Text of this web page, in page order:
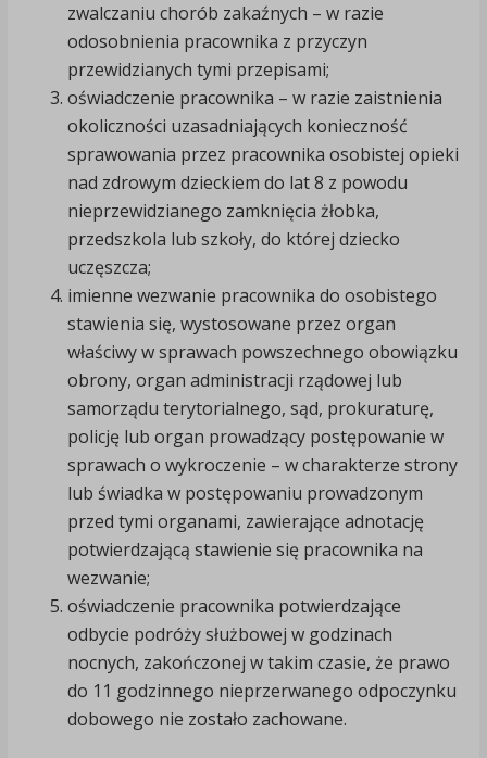
zwalczaniu chorób zakaźnych – w razie
odosobnienia pracownika z przyczyn
przewidzianych tymi przepisami;
oświadczenie pracownika – w razie zaistnienia
okoliczności uzasadniających konieczność
sprawowania przez pracownika osobistej opieki
nad zdrowym dzieckiem do lat 8 z powodu
nieprzewidzianego zamknięcia żłobka,
przedszkola lub szkoły, do której dziecko
uczęszcza;
imienne wezwanie pracownika do osobistego
stawienia się, wystosowane przez organ
właściwy w sprawach powszechnego obowiązku
obrony, organ administracji rządowej lub
samorządu terytorialnego, sąd, prokuraturę,
policję lub organ prowadzący postępowanie w
sprawach o wykroczenie – w charakterze strony
lub świadka w postępowaniu prowadzonym
przed tymi organami, zawierające adnotację
potwierdzającą stawienie się pracownika na
wezwanie;
oświadczenie pracownika potwierdzające
odbycie podróży służbowej w godzinach
nocnych, zakończonej w takim czasie, że prawo
do 11 godzinnego nieprzerwanego odpoczynku
dobowego nie zostało zachowane.